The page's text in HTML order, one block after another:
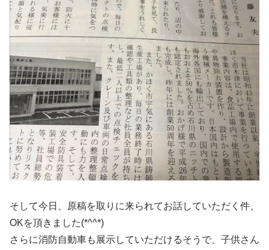
そして今日、原稿を取りに来られてお話していただく件、
OKを頂きました(*^^*)
さらに消防自動車も展示していただけるそうで、子供さん